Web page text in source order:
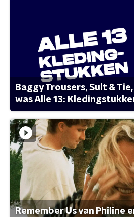
Baggy Trousers, Suit &
was Alle 13:
Remember Us van Philine